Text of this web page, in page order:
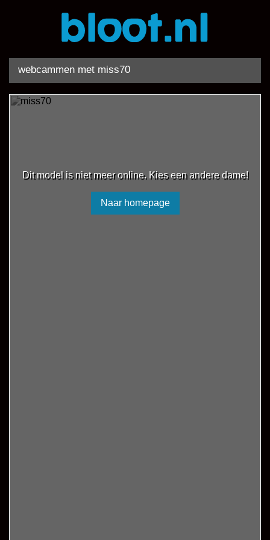
webcammen met miss70
Dit model is niet meer online. Kies een andere dame!
Naar homepage